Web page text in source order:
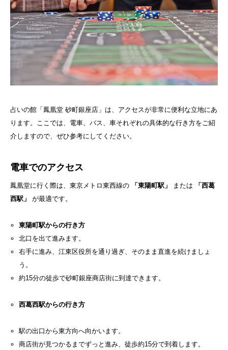
占いの館「鳳凰堂 砂町銀座店」は、アクセスが非常に便利な立地にあ
ります。ここでは、電車、バス、車それぞれの具体的な行き方をご紹
介しますので、ぜひ参考にしてください。
電車でのアクセス
鳳凰堂に行く際は、東京メトロ東西線の 「東陽町駅」 または
「西葛
西駅」
が最適です。
東陽町駅からの行き方
北口を出て進みます。
右手に進み、江東区役所を通り過ぎ、そのまま直進を続けましょ
う。
約15分の徒歩で砂町銀座商店街に到達できます。
西葛西駅からの行き方
駅の出口から東方向へ向かいます。
商店街が見つかるまでずっと進み、徒歩約15分で到着します。